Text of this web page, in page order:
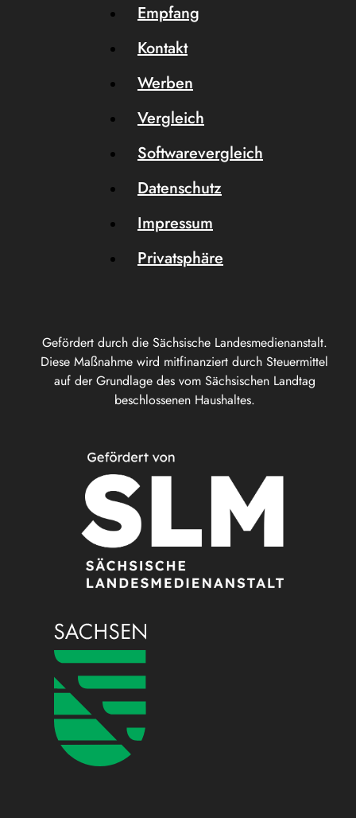
Gefördert durch die Sächsische Landesmedienanstalt.
Diese Maßnahme wird mitfinanziert durch Steuermittel
auf der Grundlage des vom Sächsischen Landtag
beschlossenen Haushaltes.
Empfang
Kontakt
Werben
Vergleich
Softwarevergleich
Datenschutz
Impressum
Privatsphäre